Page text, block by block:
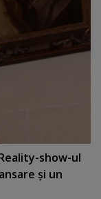
show-ul
şi un